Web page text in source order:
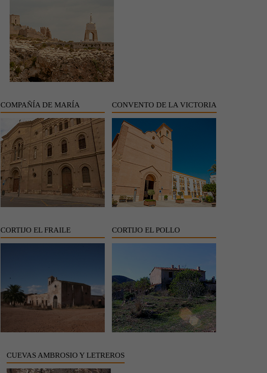
COMPAÑÍA DE MARÍA CONVENTO DE LA VICTORIA
CORTIJO EL FRAILE CORTIJO EL POLLO
CUEVAS AMBROSIO Y LETREROS